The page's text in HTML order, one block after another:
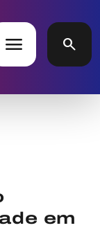
menu search
em